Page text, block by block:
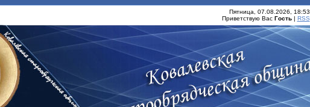
Пятница, 07.08.2026, 18:53
Приветствую Вас Гость| RSS